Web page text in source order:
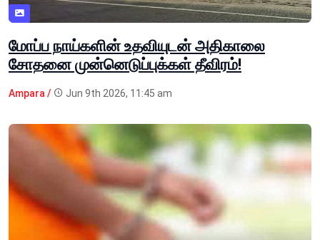
மோப்ப நாய்களின் உதவியுடன் அதிகாலை
சோதனை முன்னெடுப்புக்கள் தீவிரம்!
Ampara / Jun 9th 2026, 11:45 am